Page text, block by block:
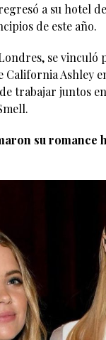
a su hotel
de este año.
se vinculó
California Ashley
trabajar juntos
su romance